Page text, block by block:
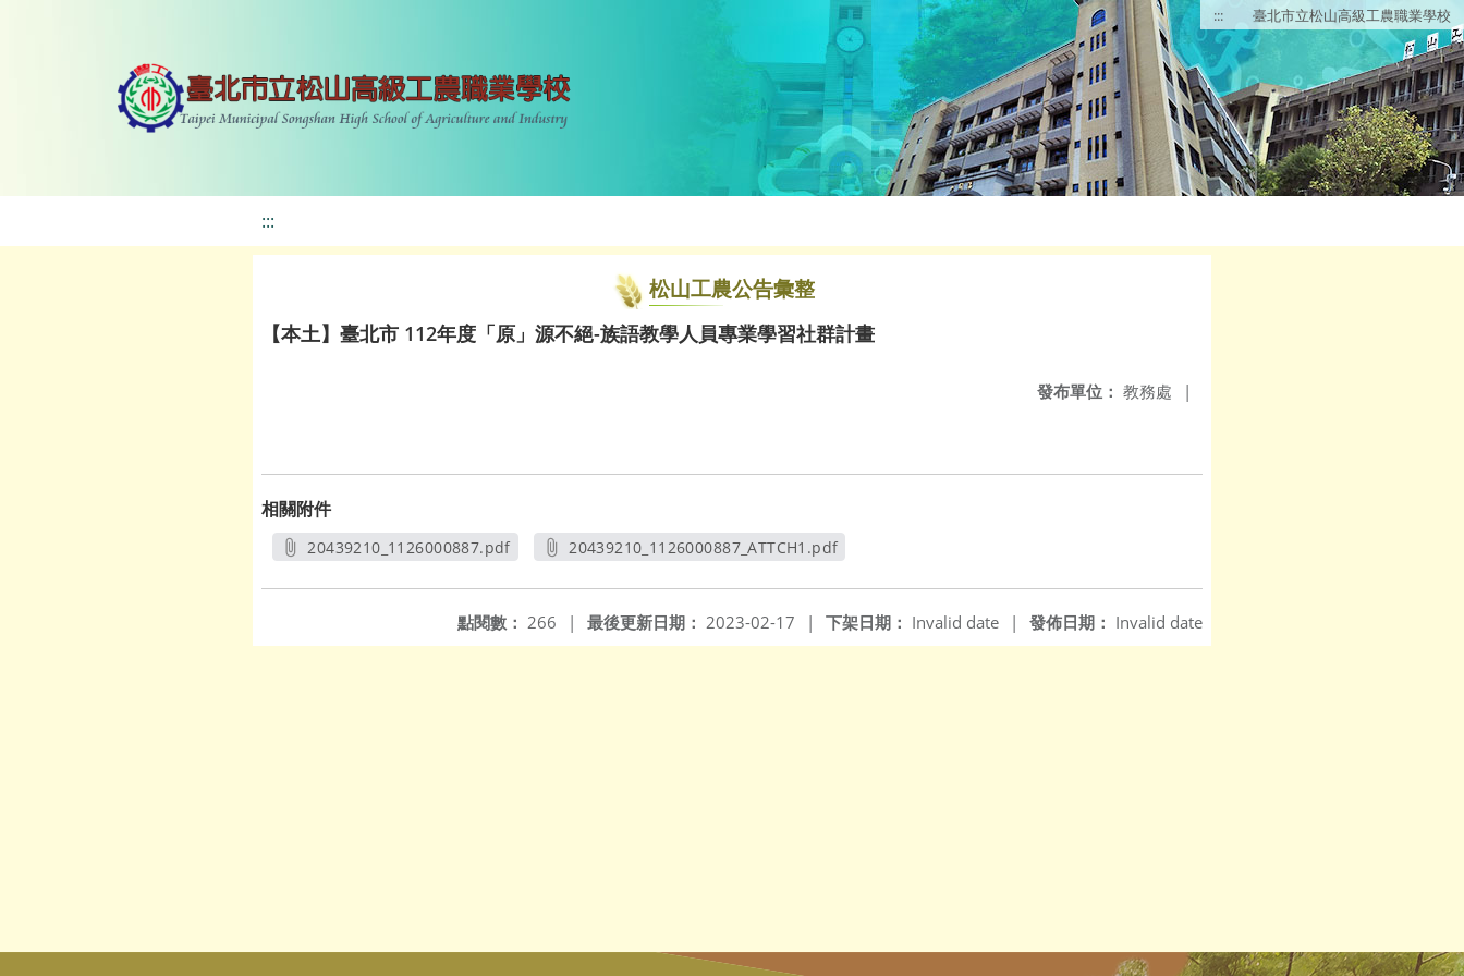
::: 臺北市立松山高級工農職業學校
:::
松山工農公告彙整
【本土】臺北市 112年度「原」源不絕-族語教學人員專業學習社群計畫
發布單位： 教務處 |
相關附件
20439210_1126000887.pdf
20439210_1126000887_ATTCH1.pdf
發佈日期： Invalid date
下架日期： Invalid date |
最後更新日期： 2023-02-17 |
點閱數： 266 |